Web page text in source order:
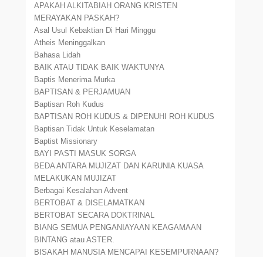
APAKAH ALKITABIAH ORANG KRISTEN
MERAYAKAN PASKAH?
Asal Usul Kebaktian Di Hari Minggu
Atheis Meninggalkan
Bahasa Lidah
BAIK ATAU TIDAK BAIK WAKTUNYA
Baptis Menerima Murka
BAPTISAN & PERJAMUAN
Baptisan Roh Kudus
BAPTISAN ROH KUDUS & DIPENUHI ROH KUDUS
Baptisan Tidak Untuk Keselamatan
Baptist Missionary
BAYI PASTI MASUK SORGA
BEDA ANTARA MUJIZAT DAN KARUNIA KUASA
MELAKUKAN MUJIZAT
Berbagai Kesalahan Advent
BERTOBAT & DISELAMATKAN
BERTOBAT SECARA DOKTRINAL
BIANG SEMUA PENGANIAYAAN KEAGAMAAN
BINTANG atau ASTER.
BISAKAH MANUSIA MENCAPAI KESEMPURNAAN?